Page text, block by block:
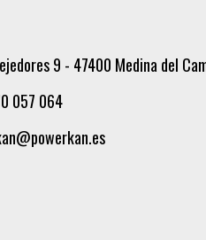
9 - 47400 Medina del
057 064